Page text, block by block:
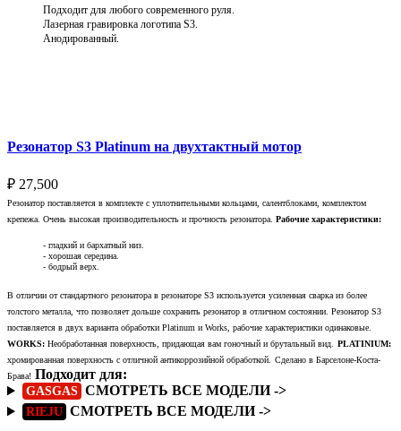
Подходит для любого современного руля.
Лазерная гравировка логотипа S3.
Анодированный.
Резонатор S3 Platinum на двухтактный мотор
₽ 27,500
Резонатор поставляется в комплекте с уплотнительными кольцами, салентблоками, комплектом
крепежа. Очень высокая производительность и прочность резонатора. Рабочие характеристики:
- гладкий и бархатный низ.
- хорошая середина.
- бодрый верх.
В отличии от стандартного резонатора в резонаторе S3 используется усиленная сварка из более
толстого металла, что позволяет дольше сохранить резонатор в отличном состоянии. Резонатор S3
поставляется в двух варианта обработки Platinum и Works, рабочие характеристики одинаковые.
WORKS: Необработанная поверхность, придающая вам гоночный и брутальный вид. PLATINIUM:
хромированная поверхность с отличной антикоррозийной обработкой. Сделано в Барселоне-Коста-
Брава! Подходит для:
GASGAS СМОТРЕТЬ ВСЕ МОДЕЛИ ->
RIEJU СМОТРЕТЬ ВСЕ МОДЕЛИ ->